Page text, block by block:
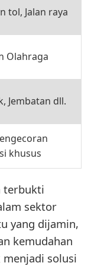
tol, Jalan raya
Olahraga
Jembatan dll.
khusus
terbukti
sektor
yang dijamin,
kemudahan
menjadi solusi